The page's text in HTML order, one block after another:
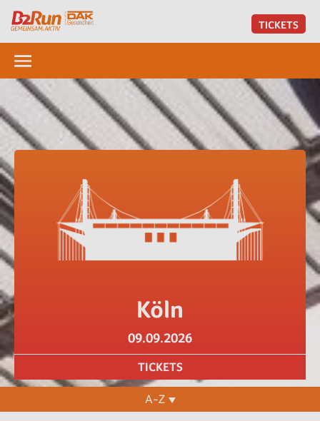
TICKETS
Köln
09.09.2026
TICKETS
A-Z